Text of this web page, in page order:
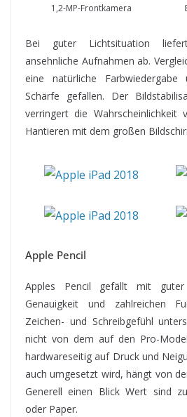
1,2-MP-Frontkamera
Bei guter Lichtsituation
ansehnliche Aufnahmen ab.
eine natürliche
Schärfe gefallen. Der
verringert die Wahrscheinlichkeit
Hantieren mit dem großen
Apple Pencil
Apples Pencil gefällt mit guter
Genauigkeit und zahlreichen
Zeichen- und Schreibgefühl
nicht von dem auf den Pro-
hardwareseitig auf Druck und
auch umgesetzt wird, hängt von
Generell einen Blick Wert sind
oder Paper.